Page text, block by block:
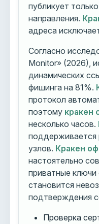
публикует
направления.
адреса
Согласно
Monitor» (2026),
динамических
фишинга на 81%.
протокол
поэтому кракен
несколько часов.
поддерживается
узлов. Кракен
настоятельно
приватные ключи
становится
подтверждения
Проверка